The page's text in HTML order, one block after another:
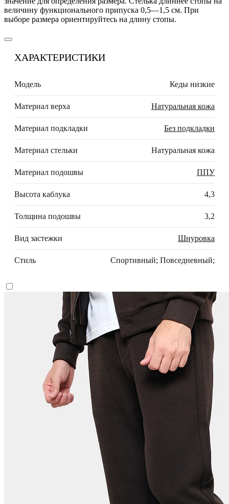
величину функционального припуска 0,5—1,5 см. При
выборе размера ориентируйтесь на длину стопы.
ХАРАКТЕРИСТИКИ
Модель Кеды низкие
Материал верха Натуральная кожа
Материал подкладки Без подкладки
Материал стельки Натуральная кожа
Материал подошвы ППУ
Высота каблука 4,3
Толщина подошвы 3,2
Вид застежки Шнуровка
Стиль Спортивный; Повседневный;